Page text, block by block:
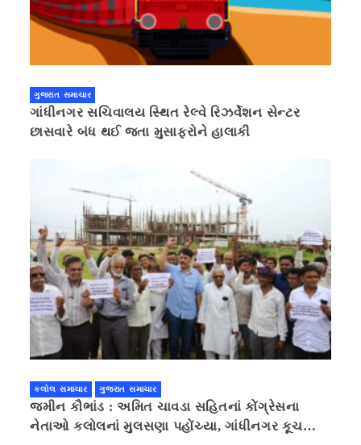
ગુજરાત સમાચાર
ગાંધીનગર સચિવાલય સ્થિત રેલ્વે રિઝર્વેશન સેન્ટર
છાસવારે બંધ થઈ જતા મુસાફરોને હાલાકી
કલોલ સમાચાર ગુજરાત સમાચાર
જમીન કૌભાંડ : અમિત ચાવડા સહિતનાં કોંગ્રેસના
નેતાઓ કલોલનાં મુલસણા પહોંચ્યા, ગાંધીનગર કૂચ